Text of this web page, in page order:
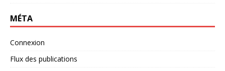
MÉTA
Connexion
Flux des publications